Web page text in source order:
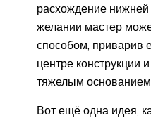
расхождение
желании мастер
способом, приварив
центре конструкции
тяжелым основанием.
Вот ещё одна идея,